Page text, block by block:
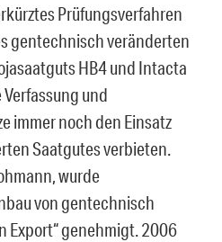
Prüfungsverfahren
gentechnisch veränderten
HB4 und Intacta
und
immer noch den Einsatz
Saatgutes verbieten.
wurde
von gentechnisch
Export“ genehmigt. 2006